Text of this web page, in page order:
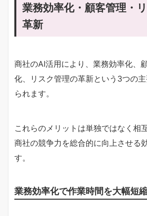
業務効率化・顧客管理・
革新
商社のAI活用により、業務効率化、
化、リスク管理の革新という3つの
られます。
これらのメリットは単独ではなく相
商社の競争力を総合的に向上させる
す。
業務効率化で作業時間を大幅短